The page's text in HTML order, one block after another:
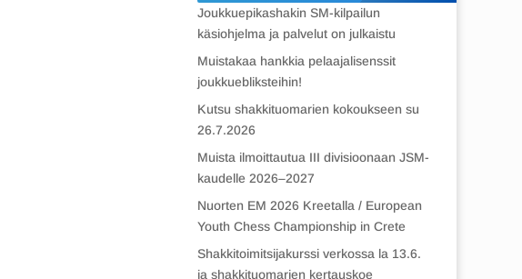
Joukkuepikashakin SM-kilpailun
käsiohjelma ja palvelut on julkaistu
Muistakaa hankkia pelaajalisenssit
joukkuebliksteihin!
Kutsu shakkituomarien kokoukseen su
26.7.2026
Muista ilmoittautua III divisioonaan JSM-
kaudelle 2026–2027
Nuorten EM 2026 Kreetalla / European
Youth Chess Championship in Crete
Shakkitoimitsijakurssi verkossa la 13.6.
ja shakkituomarien kertauskoe